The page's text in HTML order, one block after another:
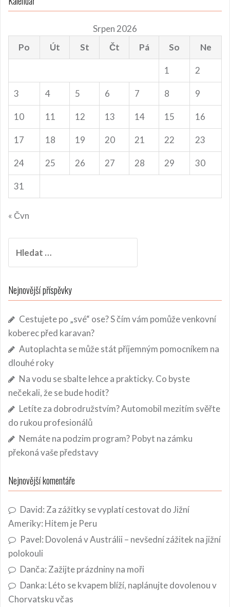
Srpen 2026
Po
Út St Čt Pá So Ne
1 2
3 4 5 6 7 8 9
10 11 12 13 14 15 16
17 18 19 20 21 22 23
24 25 26 27 28 29 30
31
« Čvn
Nejnovější příspěvky
Cestujete po „své“ ose? S čím vám pomůže venkovní
koberec před karavan?
Autoplachta se může stát příjemným pomocníkem na
dlouhé roky
Na vodu se sbalte lehce a prakticky. Co byste
nečekali, že se bude hodit?
Letíte za dobrodružstvím? Automobil mezitím svěřte
do rukou profesionálů
Nemáte na podzim program? Pobyt na zámku
překoná vaše představy
Nejnovější komentáře
David: Za zážitky se vyplatí cestovat do Jižní
Ameriky: Hitem je Peru
Pavel: Dovolená v Austrálii – nevšední zážitek na jižní
polokouli
Danča: Zažijte prázdniny na moři
Danka: Léto se kvapem blíží, naplánujte dovolenou v
Chorvatsku včas